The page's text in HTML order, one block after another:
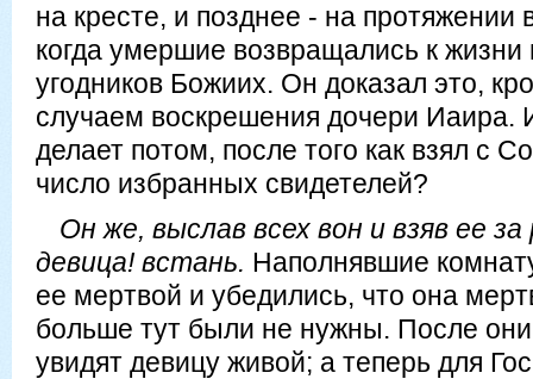
на кресте, и позднее - на протяжении
когда умершие возвращались к
угодников Божиих. Он доказал это,
случаем воскрешения дочери Иаира.
делает потом, после того как взял с
число избранных свидетелей?
Он же, выслав всех вон и взяв ее за
девица! встань. Наполнявшие
ее мертвой и убедились, что она
больше тут были не нужны. После
увидят девицу живой; а теперь для